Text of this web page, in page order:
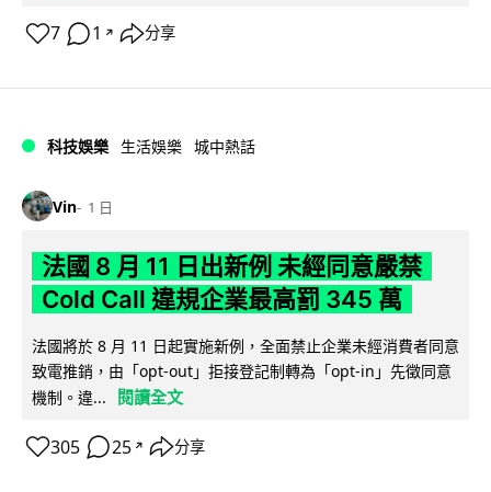
7 1 ↗ 分享
科技娛樂 生活娛樂 城中熱話
Vin 1 日
法國 8 月 11 日出新例 未經同意嚴禁
Cold Call 違規企業最高罰 345 萬
法國將於 8 月 11 日起實施新例，全面禁止企業未經消費者同意
致電推銷，由「opt-out」拒接登記制轉為「opt-in」先徵同意
機制。違...
閱讀全文
305 25 ↗ 分享